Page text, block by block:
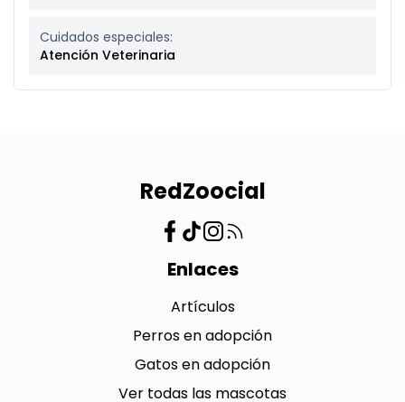
Cuidados especiales:
Atención Veterinaria
RedZoocial
Enlaces
Artículos
Perros en adopción
Gatos en adopción
Ver todas las mascotas